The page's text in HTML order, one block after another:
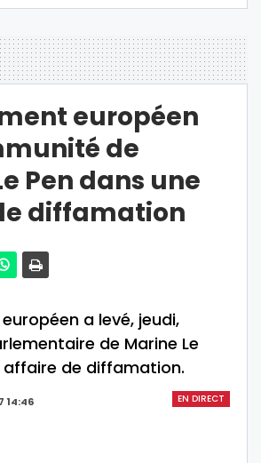
européen
de
Pen dans une
diffamation
a levé, jeudi,
de Marine Le
affaire de diffamation.
EN DIRECT
14:46